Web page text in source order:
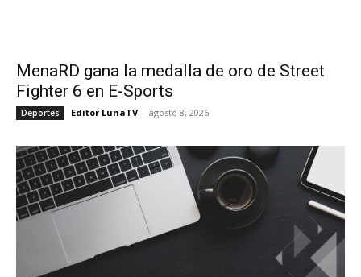
MenaRD gana la medalla de oro de Street
Fighter 6 en E-Sports
Deportes Editor LunaTV - agosto 8, 2026